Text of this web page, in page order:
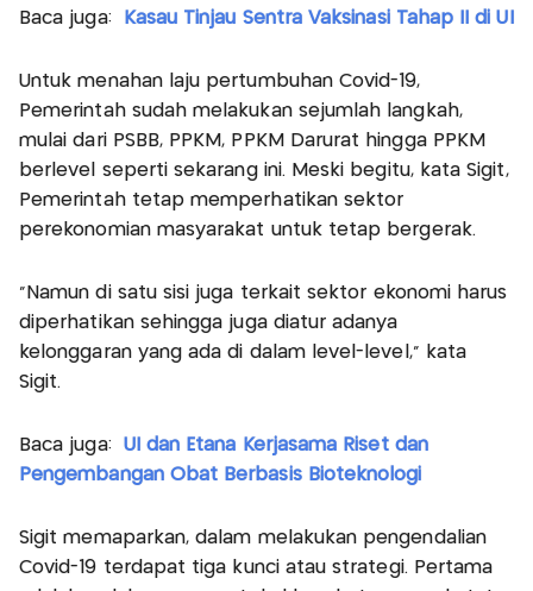
Baca juga: Kasau Tinjau Sentra Vaksinasi Tahap II di UI
Untuk menahan laju pertumbuhan Covid-19,
Pemerintah sudah melakukan sejumlah langkah,
mulai dari PSBB, PPKM, PPKM Darurat hingga PPKM
berlevel seperti sekarang ini. Meski begitu, kata Sigit,
Pemerintah tetap memperhatikan sektor
perekonomian masyarakat untuk tetap bergerak.
"Namun di satu sisi juga terkait sektor ekonomi harus
diperhatikan sehingga juga diatur adanya
kelonggaran yang ada di dalam level-level," kata
Sigit.
Baca juga: UI dan Etana Kerjasama Riset dan
Pengembangan Obat Berbasis Bioteknologi
Sigit memaparkan, dalam melakukan pengendalian
Covid-19 terdapat tiga kunci atau strategi. Pertama